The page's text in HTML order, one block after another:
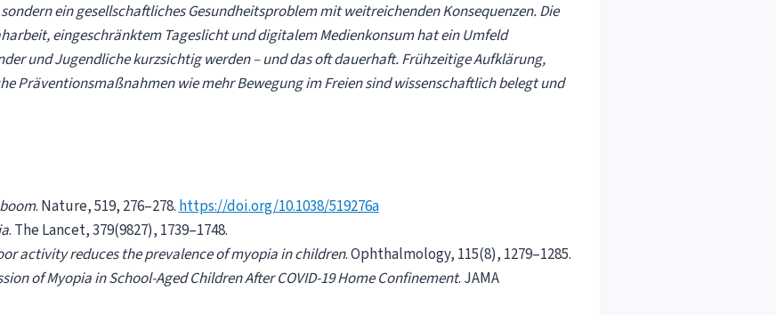
ein gesellschaftliches Gesundheitsproblem mit weitreichenden Konsequenzen. Die
eingeschränktem Tageslicht und digitalem Medienkonsum hat ein Umfeld
und Jugendliche kurzsichtig werden – und das oft dauerhaft. Frühzeitige Aufklärung,
Präventionsmaßnahmen wie mehr Bewegung im Freien sind wissenschaftlich belegt und
. Nature, 519, 276–278.https://doi.org/10.1038/519276a
. The Lancet, 379(9827), 1739–1748.
activity reduces the prevalence of myopia in children. Ophthalmology, 115(8), 1279–1285.
of Myopia in School-Aged Children After COVID-19 Home Confinement. JAMA